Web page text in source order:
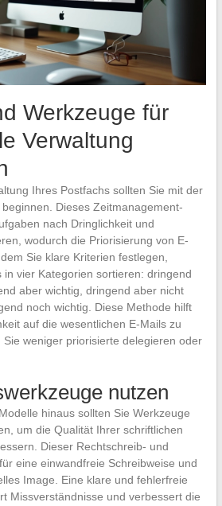
Werkzeuge für
Verwaltung
Ihres Postfachs sollten Sie mit der
Dieses Zeitmanagement-
nach Dringlichkeit und
wodurch die Priorisierung von E-
Sie klare Kriterien festlegen,
in vier Kategorien sortieren: dringend
aber wichtig, dringend aber nicht
noch wichtig. Diese Methode hilft
auf die wesentlichen E-Mails zu
weniger priorisierte delegieren oder
nutzen
hinaus sollten Sie Werkzeuge
um die Qualität Ihrer schriftlichen
Dieser Rechtschreib- und
eine einwandfreie Schreibweise und
Image. Eine klare und fehlerfreie
Missverständnisse und verbessert die